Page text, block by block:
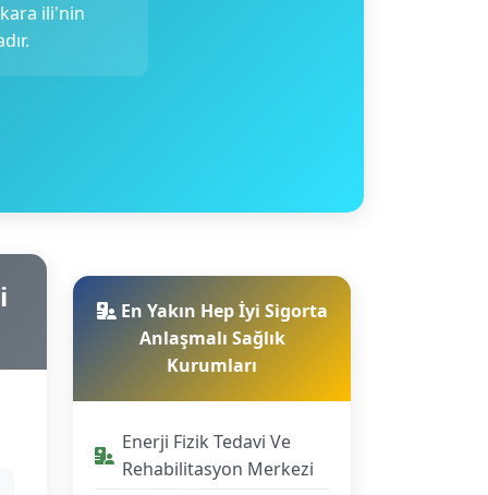
ili'nin
En Yakın Hep İyi Sigorta
Anlaşmalı Sağlık
Kurumları
Enerji Fizik Tedavi Ve
Rehabilitasyon Merkezi